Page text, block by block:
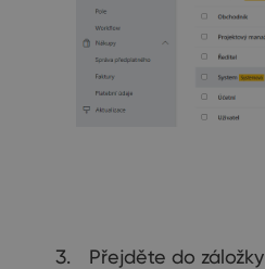
Přejděte do záložky